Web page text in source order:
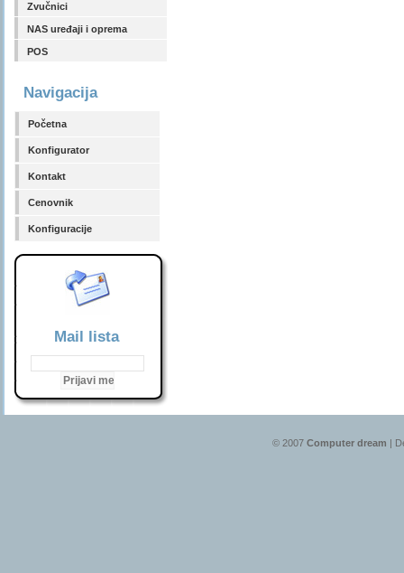
Zvučnici
NAS uređaji i oprema
POS
Navigacija
Početna
Konfigurator
Kontakt
Cenovnik
Konfiguracije
Mail lista
© 2007 Computer dream |